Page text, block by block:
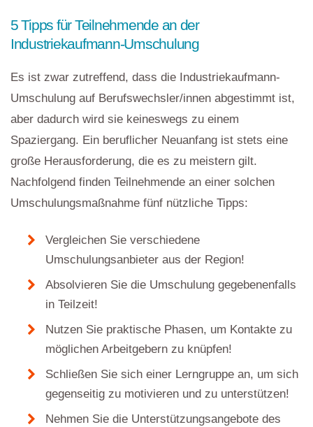
5 Tipps für Teilnehmende an der
Industriekaufmann-Umschulung
Es ist zwar zutreffend, dass die Industriekaufmann-
Umschulung auf Berufswechsler/innen abgestimmt ist,
aber dadurch wird sie keineswegs zu einem
Spaziergang. Ein beruflicher Neuanfang ist stets eine
große Herausforderung, die es zu meistern gilt.
Nachfolgend finden Teilnehmende an einer solchen
Umschulungsmaßnahme fünf nützliche Tipps:
Vergleichen Sie verschiedene
Umschulungsanbieter aus der Region!
Absolvieren Sie die Umschulung gegebenenfalls
in Teilzeit!
Nutzen Sie praktische Phasen, um Kontakte zu
möglichen Arbeitgebern zu knüpfen!
Schließen Sie sich einer Lerngruppe an, um sich
gegenseitig zu motivieren und zu unterstützen!
Nehmen Sie die Unterstützungsangebote des